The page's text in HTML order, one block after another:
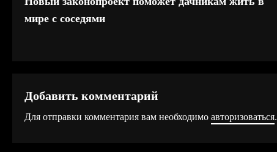
р
о
л
мире с соседями
Добавить комментарий
Для отправки комментария вам необходимоавторизоваться.